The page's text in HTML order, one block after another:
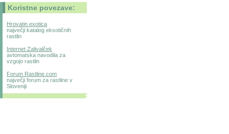
Koristne povezave:
Hrovatin exotica
največji katalog eksotičnih
rastlin
Internet Zalivalček
avtomatska navodila za
vzgojo rastlin
Forum Rastline.com
največji forum za rastline v
Sloveniji